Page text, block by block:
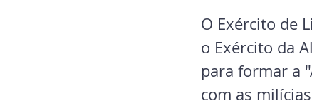
O Exército de
o Exército da
para formar a
com as